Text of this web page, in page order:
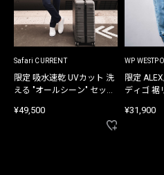
Safari CURRENT
限定 吸水速乾 UVカット 洗
える "オールシーン" セット
¥49,500
WP
限定
ディゴ 裾
¥31,900